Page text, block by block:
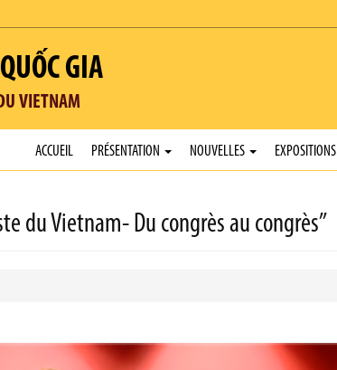
GIA
VIETNAM
ACCUEIL PRÉSENTATION NOUVELLES EXPOSITIONS
du Vietnam- Du congrès au congrès”